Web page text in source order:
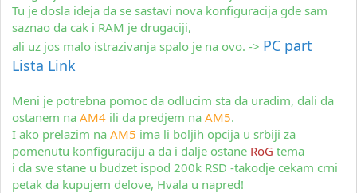
Tu je dosla ideja da se sastavi nova konfiguracija gde sam
saznao da cak i RAM je drugaciji,
ali uz jos malo istrazivanja spalo je na ovo. -> PC part
Lista Link
Meni je potrebna pomoc da odlucim sta da uradim, dali da
ostanem na AM4 ili da predjem na AM5.
I ako prelazim na AM5 ima li boljih opcija u srbiji za
pomenutu konfiguraciju a da i dalje ostane RoG tema
i da sve stane u budzet ispod 200k RSD -takodje cekam crni
petak da kupujem delove, Hvala u napred!